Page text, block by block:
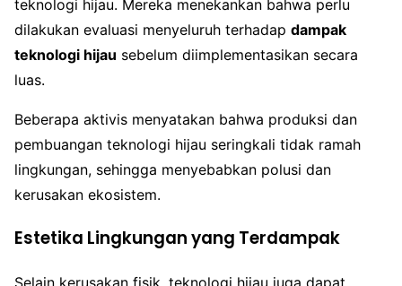
teknologi hijau. Mereka menekankan bahwa perlu
dilakukan evaluasi menyeluruh terhadap dampak
teknologi hijau sebelum diimplementasikan secara
luas.
Beberapa aktivis menyatakan bahwa produksi dan
pembuangan teknologi hijau seringkali tidak ramah
lingkungan, sehingga menyebabkan polusi dan
kerusakan ekosistem.
Estetika Lingkungan yang Terdampak
Selain kerusakan fisik, teknologi hijau juga dapat